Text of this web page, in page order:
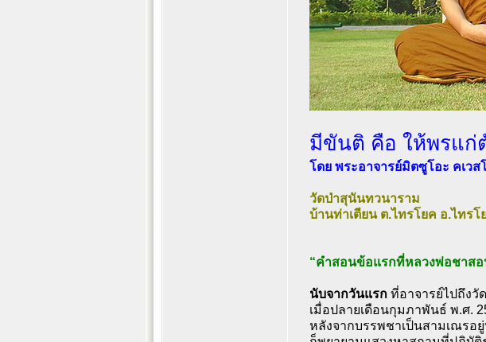
มีขันติ คือ ให้พรแก่
โดย พระอาจารย์มิตซูโอะ คเวส
วัดป่าสุนันทวนาราม
บ้านท่าเตียน ต.ไทรโยค อ.ไทร
“คำสอนข้อแรกที่หลวงพ่อชาสอ
นับจากวันแรกที่อาจารย์ไปถึงวั
เมื่อปลายเดือนกุมภาพันธ์ พ.ศ.
หลังจากบรรพชาเป็นสามเณรอ